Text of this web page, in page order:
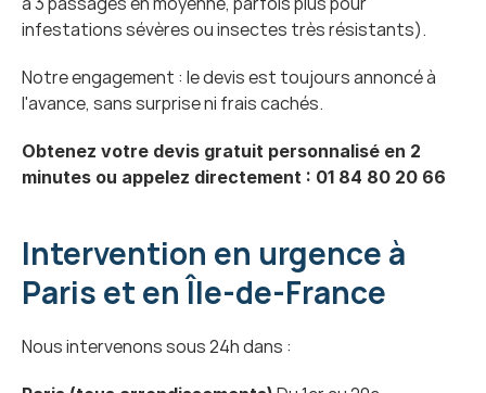
infestations sévères ou insectes très résistants).
Notre engagement : le devis est toujours annoncé à
l'avance, sans surprise ni frais cachés.
Obtenez votre devis gratuit personnalisé en 2
minutes ou appelez directement : 01 84 80 20 66
Intervention en urgence à
Paris et en Île-de-France
Nous intervenons sous 24h dans :